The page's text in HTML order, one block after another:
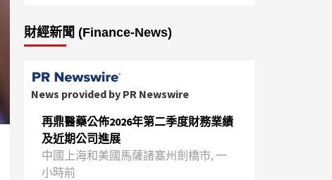
財經新聞 (Finance-News)
News provided by PR Newswire
再鼎醫藥公佈2026年第二季度財務業績
及近期公司進展
中國上海和美國馬薩諸塞州劍橋市, 一
小時前